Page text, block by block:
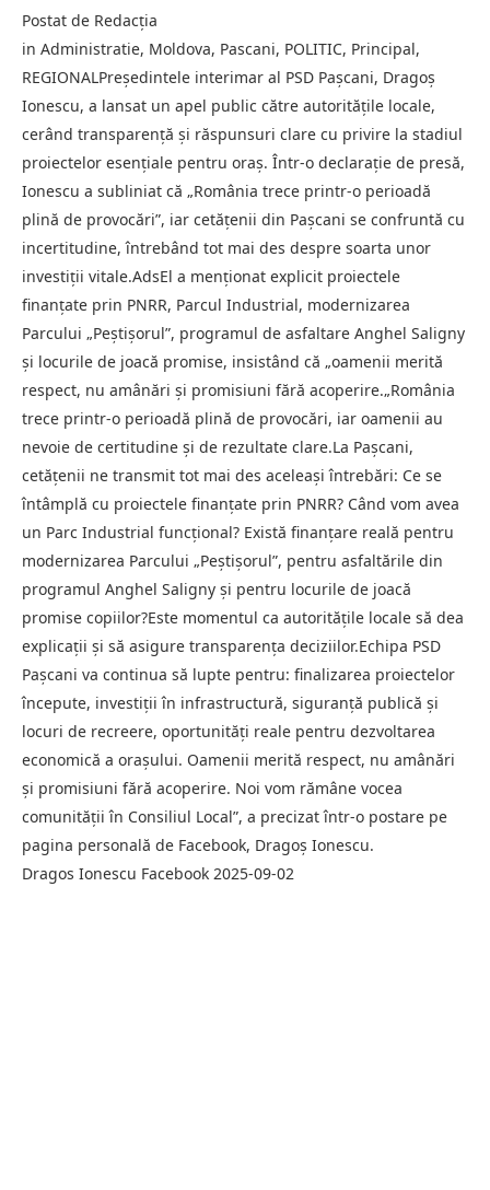
Postat de Redacția
in Administratie, Moldova, Pascani, POLITIC, Principal,
REGIONALPreședintele interimar al PSD Pașcani, Dragoș
Ionescu, a lansat un apel public către autoritățile locale,
cerând transparență și răspunsuri clare cu privire la stadiul
proiectelor esențiale pentru oraș. Într-o declarație de presă,
Ionescu a subliniat că „România trece printr-o perioadă
plină de provocări”, iar cetățenii din Pașcani se confruntă cu
incertitudine, întrebând tot mai des despre soarta unor
investiții vitale.AdsEl a menționat explicit proiectele
finanțate prin PNRR, Parcul Industrial, modernizarea
Parcului „Peștișorul”, programul de asfaltare Anghel Saligny
și locurile de joacă promise, insistând că „oamenii merită
respect, nu amânări și promisiuni fără acoperire.„România
trece printr-o perioadă plină de provocări, iar oamenii au
nevoie de certitudine și de rezultate clare.La Pașcani,
cetățenii ne transmit tot mai des aceleași întrebări: Ce se
întâmplă cu proiectele finanțate prin PNRR? Când vom avea
un Parc Industrial funcțional? Există finanțare reală pentru
modernizarea Parcului „Peștișorul”, pentru asfaltările din
programul Anghel Saligny și pentru locurile de joacă
promise copiilor?Este momentul ca autoritățile locale să dea
explicații și să asigure transparența deciziilor.Echipa PSD
Pașcani va continua să lupte pentru: finalizarea proiectelor
începute, investiții în infrastructură, siguranță publică și
locuri de recreere, oportunități reale pentru dezvoltarea
economică a orașului. Oamenii merită respect, nu amânări
și promisiuni fără acoperire. Noi vom rămâne vocea
comunității în Consiliul Local”, a precizat într-o postare pe
pagina personală de Facebook, Dragoș Ionescu.
Dragos Ionescu Facebook 2025-09-02